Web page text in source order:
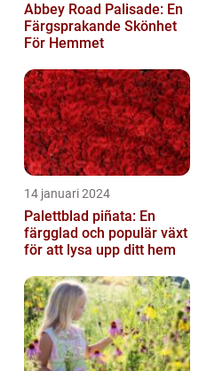
Abbey Road Palisade: En
Färgsprakande Skönhet
För Hemmet
14 januari 2024
Palettblad piñata: En
färgglad och populär växt
för att lysa upp ditt hem